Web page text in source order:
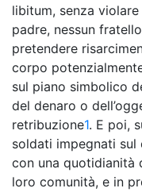
libitum, senza
padre, nessun
pretendere
corpo
sul piano simbolico
del denaro o
retribuzione1. E poi,
soldati impegnati
con una quotidianità
loro comunità, e in